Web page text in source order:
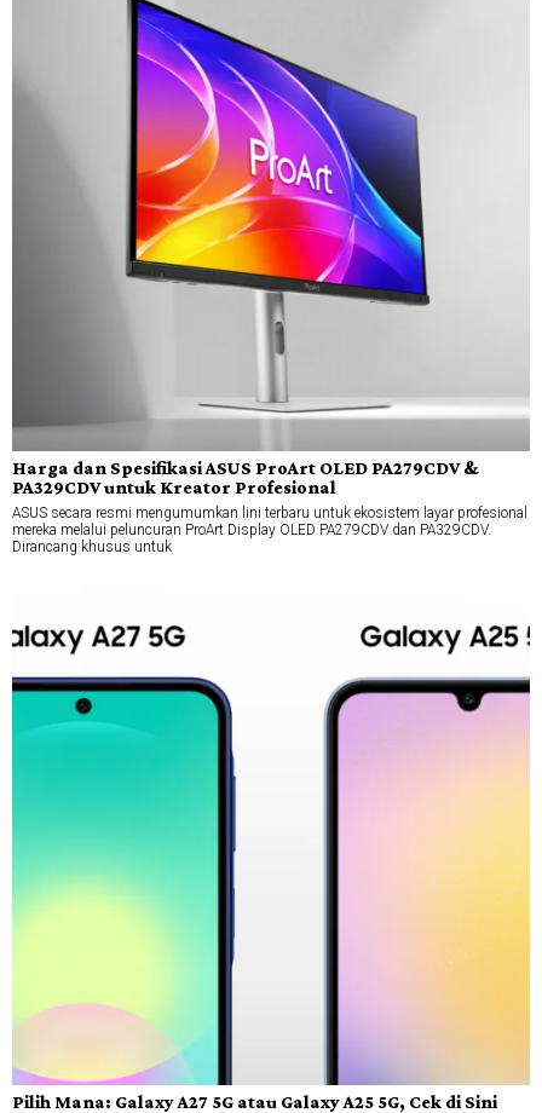
Harga dan Spesifikasi ASUS ProArt OLED PA279CDV &
PA329CDV untuk Kreator Profesional
ASUS secara resmi mengumumkan lini terbaru untuk ekosistem layar profesional
mereka melalui peluncuran ProArt Display OLED PA279CDV dan PA329CDV.
Dirancang khusus untuk
Pilih Mana: Galaxy A27 5G atau Galaxy A25 5G, Cek di Sini